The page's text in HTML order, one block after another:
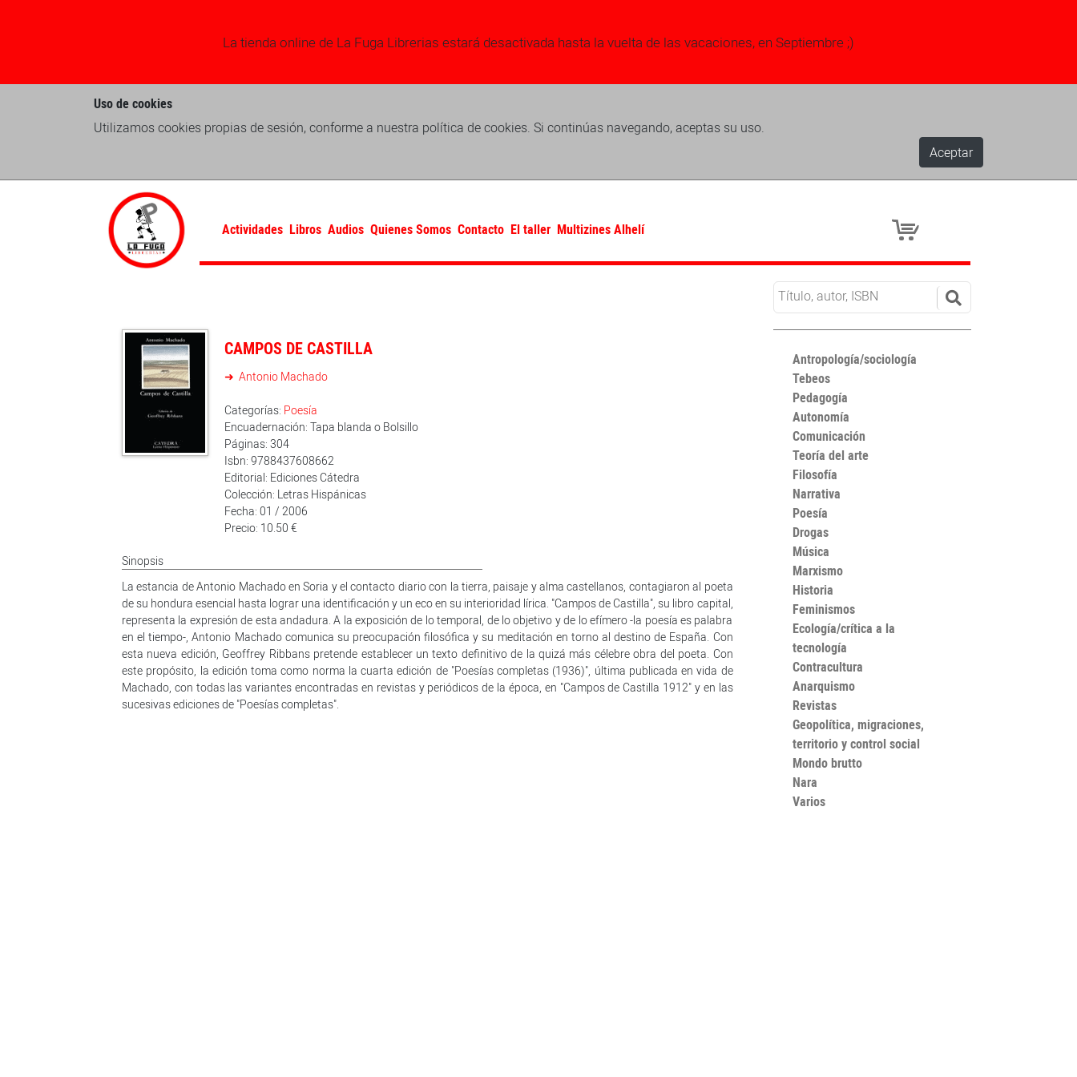
La tienda online de La Fuga Librerias estará desactivada hasta la vuelta de las vacaciones, en Septiembre ;)
Uso de cookies
Utilizamos cookies propias de sesión, conforme a nuestra política de cookies. Si continúas navegando, aceptas su uso.
Aceptar
Actividades Libros Audios Quienes Somos Contacto El taller Multizines Alhelí
CAMPOS DE CASTILLA
Antonio Machado
Categorías: Poesía
Encuadernación: Tapa blanda o Bolsillo
Páginas: 304
Isbn: 9788437608662
Editorial: Ediciones Cátedra
Colección: Letras Hispánicas
Fecha: 01 / 2006
Precio: 10.50 €
Sinopsis
La estancia de Antonio Machado en Soria y el contacto diario con la tierra, paisaje y alma castellanos, contagiaron al poeta
de su hondura esencial hasta lograr una identificación y un eco en su interioridad lírica. "Campos de Castilla", su libro capital,
representa la expresión de esta andadura. A la exposición de lo temporal, de lo objetivo y de lo efímero -la poesía es palabra
en el tiempo-, Antonio Machado comunica su preocupación filosófica y su meditación en torno al destino de España. Con
esta nueva edición, Geoffrey Ribbans pretende establecer un texto definitivo de la quizá más célebre obra del poeta. Con
este propósito, la edición toma como norma la cuarta edición de "Poesías completas (1936)", última publicada en vida de
Machado, con todas las variantes encontradas en revistas y periódicos de la época, en "Campos de Castilla 1912" y en las
sucesivas ediciones de "Poesías completas".
Antropología/sociología
Tebeos
Pedagogía
Autonomía
Comunicación
Teoría del arte
Filosofía
Narrativa
Poesía
Drogas
Música
Marxismo
Historia
Feminismos
Ecología/crítica a la
tecnología
Contracultura
Anarquismo
Revistas
Geopolítica, migraciones,
territorio y control social
Mondo brutto
Nara
Varios